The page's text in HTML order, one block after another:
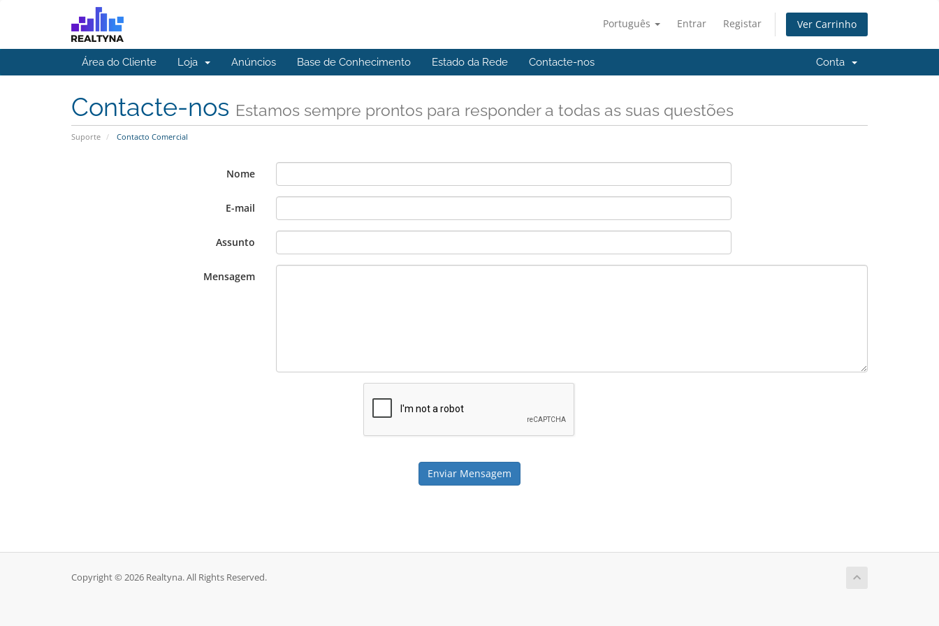
Português Entrar Registar Ver Carrinho
Área do Cliente Loja Anúncios Base de Conhecimento Estado da Rede Contacte-nos Conta
Contacte-nos Estamos sempre prontos para responder a todas as suas questões
Suporte Contacto Comercial
Nome
E-mail
Assunto
Mensagem
Enviar Mensagem
Copyright © 2026 Realtyna. All Rights Reserved.